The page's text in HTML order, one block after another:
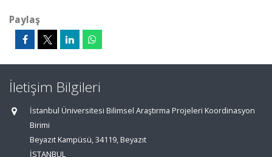
Paylaş
İletişim Bilgileri
İstanbul Üniversitesi Bilimsel Araştırma Projeleri Koordinasyon
Birimi
Beyazıt Kampüsü, 34119, Beyazıt
İSTANBUL